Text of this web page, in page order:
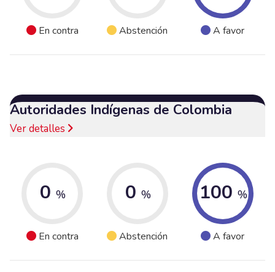
En contra Abstención A favor
Autoridades Indígenas de Colombia
Ver detalles
0 %
En contra
0 %
Abstención
100 %
A favor